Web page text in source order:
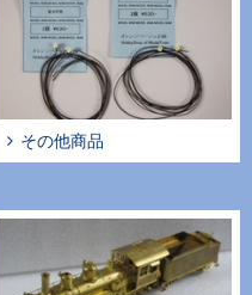
その他商品